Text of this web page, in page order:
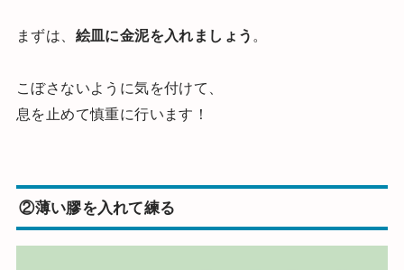
まずは、 絵皿に金泥を入れましょう 。
こぼさないように気を付けて、
息を止めて慎重に行います！
②薄い膠を入れて練る